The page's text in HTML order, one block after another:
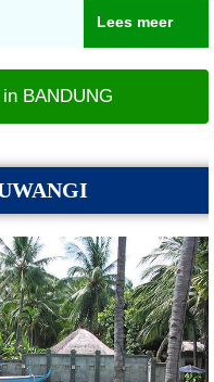
Lees meer
BANDUNG